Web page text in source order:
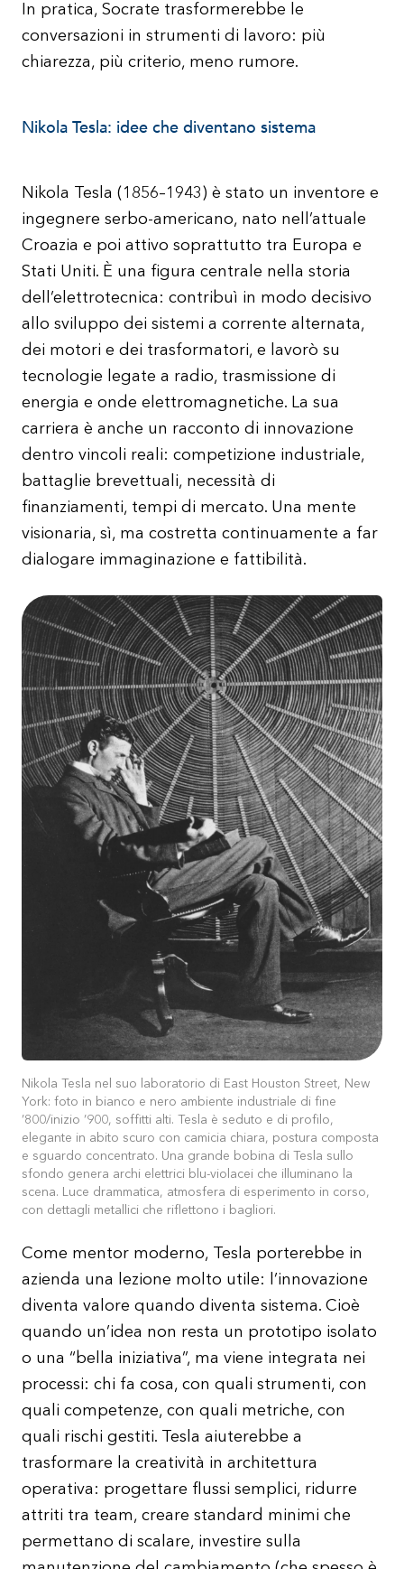
In pratica, Socrate trasformerebbe le
conversazioni in strumenti di lavoro: più
chiarezza, più criterio, meno rumore.
Nikola Tesla: idee che diventano sistema
Nikola Tesla (1856–1943) è stato un inventore e
ingegnere serbo-americano, nato nell’attuale
Croazia e poi attivo soprattutto tra Europa e
Stati Uniti. È una figura centrale nella storia
dell’elettrotecnica: contribuì in modo decisivo
allo sviluppo dei sistemi a corrente alternata,
dei motori e dei trasformatori, e lavorò su
tecnologie legate a radio, trasmissione di
energia e onde elettromagnetiche. La sua
carriera è anche un racconto di innovazione
dentro vincoli reali: competizione industriale,
battaglie brevettuali, necessità di
finanziamenti, tempi di mercato. Una mente
visionaria, sì, ma costretta continuamente a far
dialogare immaginazione e fattibilità.
Nikola Tesla nel suo laboratorio di East Houston Street, New
York: foto in bianco e nero ambiente industriale di fine
’800/inizio ’900, soffitti alti. Tesla è seduto e di profilo,
elegante in abito scuro con camicia chiara, postura composta
e sguardo concentrato. Una grande bobina di Tesla sullo
sfondo genera archi elettrici blu-violacei che illuminano la
scena. Luce drammatica, atmosfera di esperimento in corso,
con dettagli metallici che riflettono i bagliori.
Come mentor moderno, Tesla porterebbe in
azienda una lezione molto utile: l’innovazione
diventa valore quando diventa sistema. Cioè
quando un’idea non resta un prototipo isolato
o una “bella iniziativa”, ma viene integrata nei
processi: chi fa cosa, con quali strumenti, con
quali competenze, con quali metriche, con
quali rischi gestiti. Tesla aiuterebbe a
trasformare la creatività in architettura
operativa: progettare flussi semplici, ridurre
attriti tra team, creare standard minimi che
permettano di scalare, investire sulla